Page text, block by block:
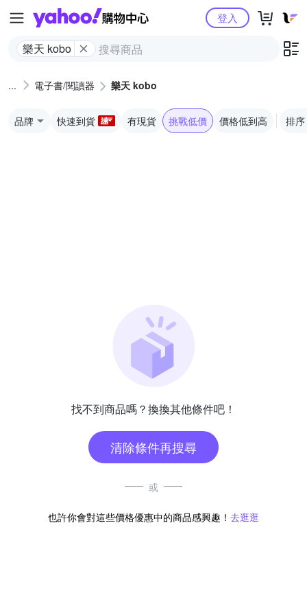
Yahoo購物中心
樂天 kobo
登入
電子書/閱讀器 樂天 kobo
品牌 快速到貨 有現貨 挑戰低價 價格低到高 排序
找不到商品嗎？換換其他條件吧！
清除條件再搜尋
或
也許你會對這些價格優惠中的商品感興趣！ 去逛逛